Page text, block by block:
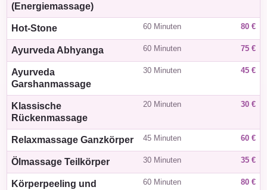
(Energiemassage)
Hot-Stone 60 Minuten 80 €
Ayurveda Abhyanga 60 Minuten 75 €
Ayurveda
Garshanmassage
30 Minuten 45 €
Klassische
Rückenmassage
20 Minuten 30 €
Relaxmassage Ganzkörper 45 Minuten 60 €
Ölmassage Teilkörper 30 Minuten 35 €
Körperpeeling und
60 Minuten 80 €